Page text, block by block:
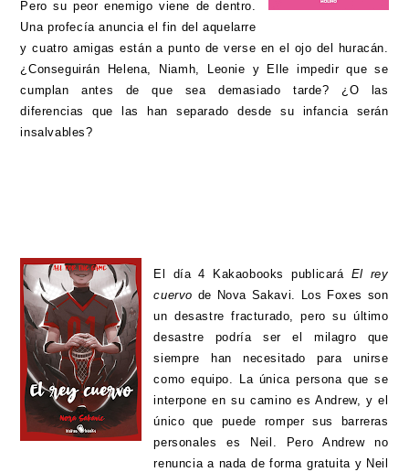
Pero su peor enemigo viene de dentro.
Una profecía anuncia el fin del aquelarre
y cuatro amigas están a punto de verse en el ojo del huracán.
¿Conseguirán Helena, Niamh, Leonie y Elle impedir que se
cumplan antes de que sea demasiado tarde? ¿O las
diferencias que las han separado desde su infancia serán
insalvables?
El día 4 Kakaobooks publicará El rey
cuervo de Nova Sakavi. Los Foxes son
un desastre fracturado, pero su último
desastre podría ser el milagro que
siempre han necesitado para unirse
como equipo. La única persona que se
interpone en su camino es Andrew, y el
único que puede romper sus barreras
personales es Neil. Pero Andrew no
renuncia a nada de forma gratuita y Neil